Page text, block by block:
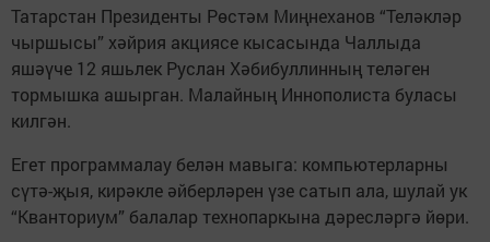
Татарстан Президенты Рөстәм Миңнеханов “Теләкләр
чыршысы” хәйрия акциясе кысасында Чаллыда
яшәүче 12 яшьлек Руслан Хәбибуллинның теләген
тормышка ашырган. Малайның Иннополиста буласы
килгән.
Егет программалау белән мавыга: компьютерларны
сүтә-җыя, кирәкле әйберләрен үзе сатып ала, шулай ук
“Кванториум” балалар технопаркына дәресләргә йөри.